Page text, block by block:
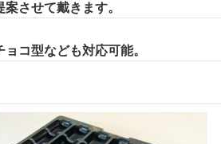
させて戴きます。
コ型なども対応可能。